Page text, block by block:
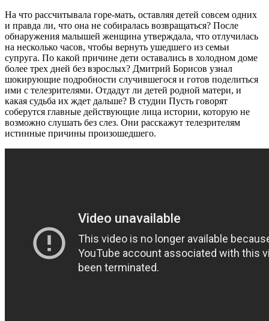
На что рассчитывала горе-мать, оставляя детей совсем одних
и правда ли, что она не собиралась возвращаться? После
обнаружения малышей женщина утверждала, что отлучилась
на несколько часов, чтобы вернуть ушедшего из семьи
супруга. По какой причине дети оставались в холодном доме
более трех дней без взрослых? Дмитрий Борисов узнал
шокирующие подробности случившегося и готов поделиться
ими с телезрителями. Отдадут ли детей родной матери, и
какая судьба их ждет дальше? В студии Пусть говорят
соберутся главные действующие лица истории, которую не
возможно слушать без слез. Они расскажут телезрителям
истинные причины произошедшего.